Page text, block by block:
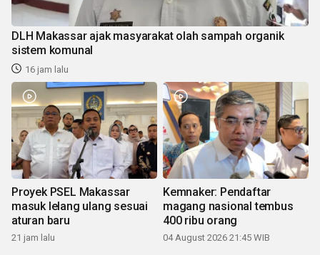
DLH Makassar ajak masyarakat olah sampah organik
sistem komunal
16 jam lalu
Proyek PSEL Makassar
masuk lelang ulang sesuai
aturan baru
21 jam lalu
Kemnaker: Pendaftar
magang nasional tembus
400 ribu orang
04 August 2026 21:45 WIB